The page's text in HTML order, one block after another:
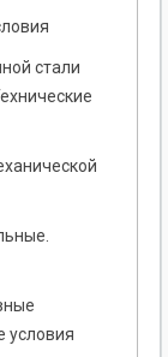
стали
условия